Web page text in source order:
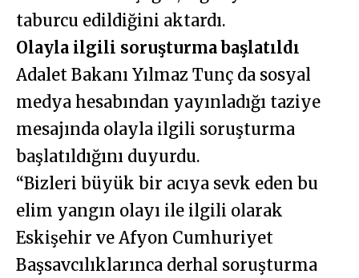
taburcu edildiğini aktardı.
Olayla ilgili soruşturma başlatıldı
Adalet Bakanı Yılmaz Tunç da sosyal
medya hesabından yayınladığı taziye
mesajında olayla ilgili soruşturma
başlatıldığını duyurdu.
“Bizleri büyük bir acıya sevk eden bu
elim yangın olayı ile ilgili olarak
Eskişehir ve Afyon Cumhuriyet
Başsavcılıklarınca derhal soruşturma